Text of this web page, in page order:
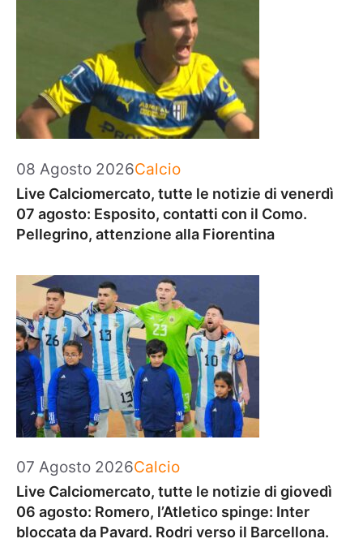
08 Agosto 2026Categorie
Calcio
Live Calciomercato, tutte le notizie di venerdì
07 agosto: Esposito, contatti con il Como.
Pellegrino, attenzione alla Fiorentina
07 Agosto 2026Categorie
Calcio
Live Calciomercato, tutte le notizie di giovedì
06 agosto: Romero, l’Atletico spinge: Inter
bloccata da Pavard. Rodri verso il Barcellona.